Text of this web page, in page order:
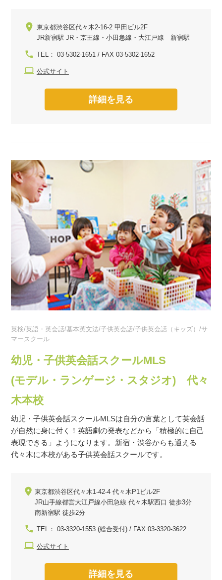
東京都渋谷区代々木2-16-2 甲田ビル2F
JR新宿駅 JR・京王線・小田急線・大江戸線 新宿駅
TEL： 03-5302-1651 / FAX 03-5302-1652
公式サイト
詳細を見る
英検/英語・英会話/基本英文法/子供英会話/子供英会話（キッズ）/サ
マースクール
幼児・子供英会話スクールMLS
(モデル・ランゲージ・スタジオ) 代々
木本校
幼児・子供英会話スクールMLSは自分の言葉として英会話
が自然に身に付く！英語劇の発表などから「積極的に自己
表現できる」ようになります。新宿・渋谷からも通える
代々木に本校がある子供英会話スクールです。
東京都渋谷区代々木1-42-4 代々木P1ビル2F
JR山手線都営大江戸線小田急線 代々木駅西口 徒歩3分
南新宿駅 徒歩2分
TEL： 03-3320-1553 (総合受付) / FAX 03-3320-3622
公式サイト
詳細を見る